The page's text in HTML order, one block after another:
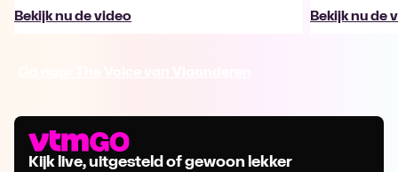
Bekijk nu de video Bekijk nu de
Kijk live, uitgesteld of gewoon lekker